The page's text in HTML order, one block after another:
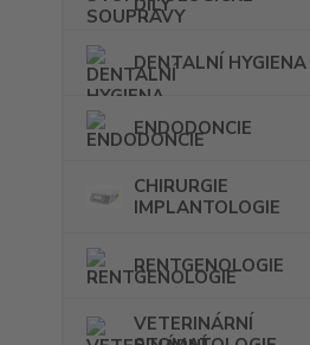
DENTALNÍ HYGIENA
ENDODONCIE
CHIRURGIE
IMPLANTOLOGIE
RENTGENOLOGIE
VETERINÁRNÍ